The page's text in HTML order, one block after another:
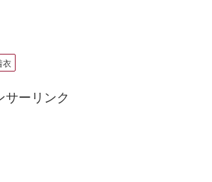
衣
サーリンク